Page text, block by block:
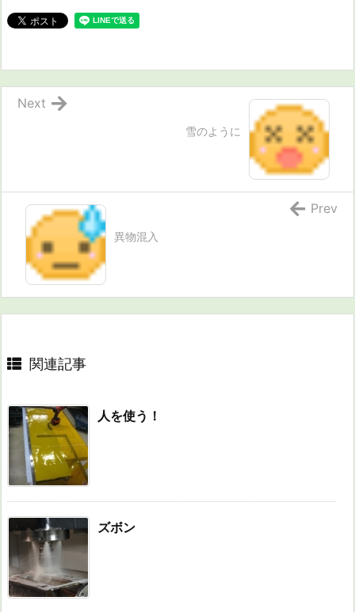
雪のように
Next
異物混入
Prev
関連記事
人を使う！
ズボン